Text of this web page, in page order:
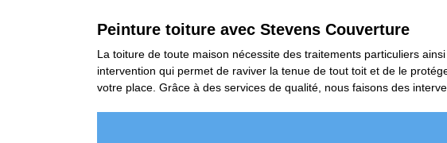
Peinture toiture avec Stevens Couverture
La toiture de toute maison nécessite des traitements particuliers
intervention qui permet de raviver la tenue de tout toit et de le
votre place. Grâce à des services de qualité, nous faisons des